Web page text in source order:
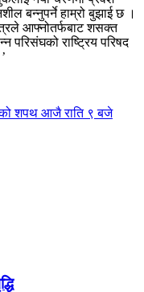
बन्नुपर्ने हाम्रो बुझाई छ ।
आफ्नोतर्फबाट शसक्त
परिसंघको राष्ट्रिय परिषद
शपथ आजै राति ९ बजे